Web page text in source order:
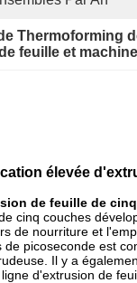
Thermoforming
feuille et
élevée
de feuille de
cinq couches
de nourriture et
de picoseconde est
Il y a
d'extrusion de